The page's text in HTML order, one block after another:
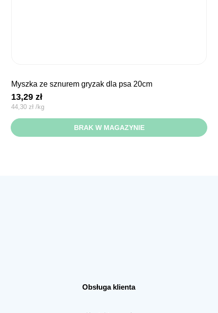
myszka ze sznurem gryzak dla psa 20cm
13,29zł
44,30 zł /kg
BRAK W MAGAZYNIE
Obsługa klienta